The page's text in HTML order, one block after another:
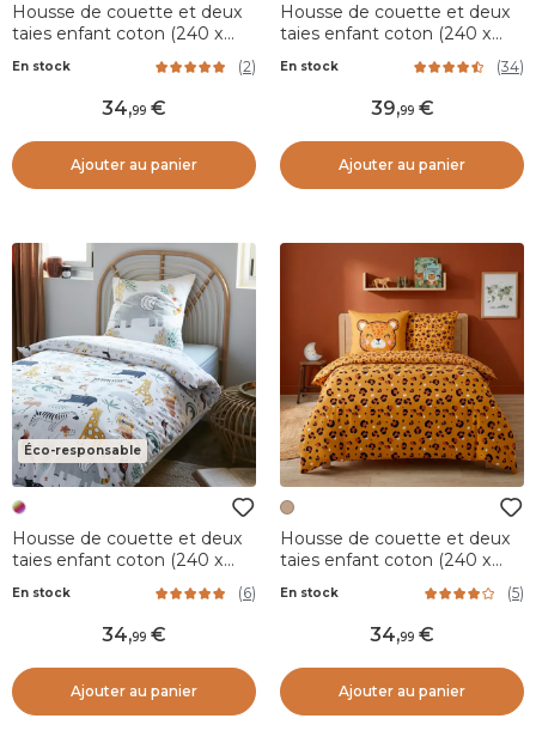
Housse de couette et deux
taies enfant coton (240 x
En stock (2)
34,99
Ajouter au panier
Housse de couette et deux
taies enfant coton (240 x
220 cm) Polisson Multicolore
En stock (34)
39,99
Ajouter au panier
Éco-responsable
Housse de couette et deux
taies enfant coton (240 x
220 cm) Savane Multicolore
En stock (6)
34,99
Ajouter au panier
Housse de couette et deux
taies enfant coton (240 x
En stock (5)
34,99
Ajouter au panier